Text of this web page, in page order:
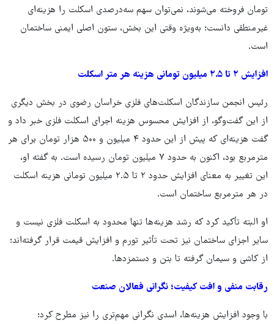
تومان فروخته می‌شوند، نمی‌توان سهم سه‌درصدی اسکلت را هزینه‌ای
غیرمنطقی دانست؛ به‌ویژه وقتی این بخش، ستون اصلی ایمنی ساختمان
است.
افزایش ۲ تا ۲.۵ میلیون تومانی هزینه هر متر اسکلت
رئیس انجمن سازندگان اسکلت‌های فلزی خراسان رضوی در بخش دیگری
از این گفت‌وگو، از افزایش محسوس هزینه اجرای اسکلت فلزی خبر داد و
گفت هزینه‌ای که پیش از این حدود ۴ میلیون و ۵۰۰ هزار تومان برای هر
مترمربع بود، اکنون به حدود ۷ میلیون تومان رسیده است. به گفته او،
این تغییر به معنای افزایش حدود ۲ تا ۲.۵ میلیون تومانی هزینه اسکلت
در هر مترمربع ساختمان است.
او البته تأکید کرد که رشد هزینه‌ها تنها محدود به اسکلت فلزی نیست و
سایر اجزای ساختمان نیز تحت تأثیر تورم و افزایش قیمت قرار گرفته‌اند؛
از کاشی و سیمان گرفته تا بتن و دستمزدها.
رقابت منفی و افت کیفیت؛ نگرانی فعالان صنعت
با وجود افزایش هزینه‌ها، اسدی نگرانی مهم‌تری را نیز مطرح کرد؛